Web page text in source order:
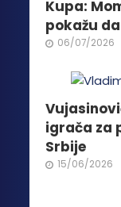
Kupa:
pokažu
06/07/2026
igrača za
Srbije
15/06/2026